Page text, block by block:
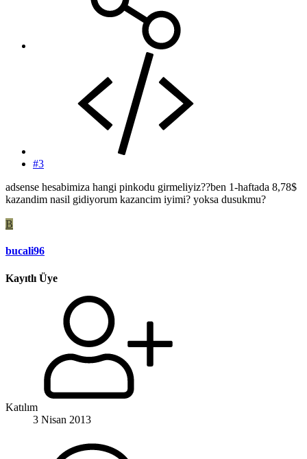
#3
adsense hesabimiza hangi pinkodu girmeliyiz??ben 1-haftada 8,78$
kazandim nasil gidiyorum kazancim iyimi? yoksa dusukmu?
B
bucali96
Kayıtlı Üye
Katılım
3 Nisan 2013